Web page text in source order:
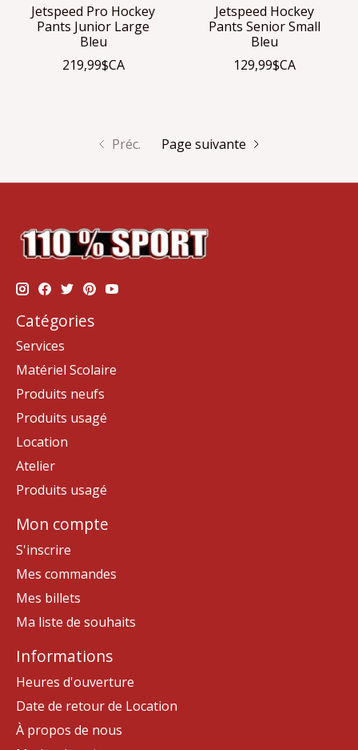
Jetspeed Pro Hockey
Pants Junior Large
Bleu
219,99$CA
Jetspeed Hockey
Pants Senior Small
Bleu
129,99$CA
Préc. Page suivante
Catégories
Services
Matériel Scolaire
Produits neufs
Produits usagé
Location
Atelier
Produits usagé
Mon compte
S'inscrire
Mes commandes
Mes billets
Ma liste de souhaits
Informations
Heures d'ouverture
Date de retour de Location
À propos de nous